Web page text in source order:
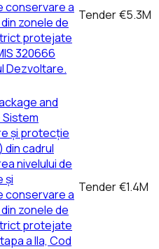
conservare a
zonele de
protejate
320666
Dezvoltare.
Tender€5.3M
and
și protecție
cadrul
nivelului de
și
conservare a
zonele de
protejate
a IIa, Cod
Tender€1.4M